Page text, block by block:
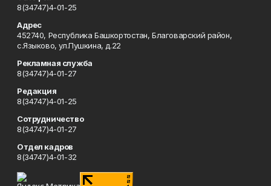
8(34747)4-01-25
Адрес
452740, Республика Башкортостан, Благоварский район,
с.Языково, ул.Пушкина, д.22
Рекламная служба
8(34747)4-01-27
Редакция
8(34747)4-01-25
Сотрудничество
8(34747)4-01-27
Отдел кадров
8(34747)4-01-32